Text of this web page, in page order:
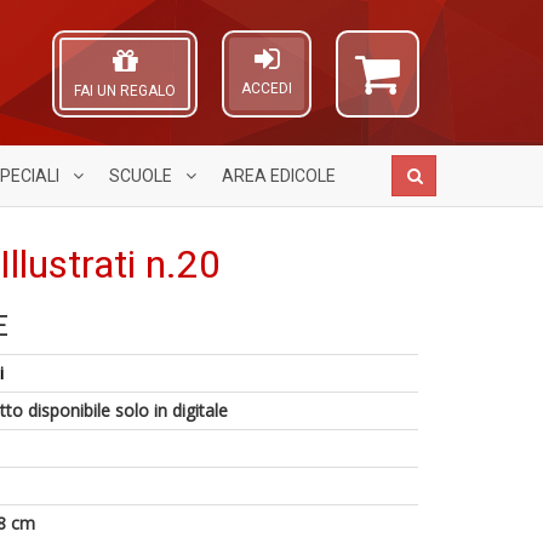
ACCEDI
FAI UN REGALO
SCUOLE AREA EDICOLE
n.20
disponibile solo in digitale
cm